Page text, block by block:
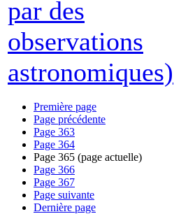
par des
observations
astronomiques)
Première page
Page précédente
Page 363
Page 364
Page 365 (page actuelle)
Page 366
Page 367
Page suivante
Dernière page